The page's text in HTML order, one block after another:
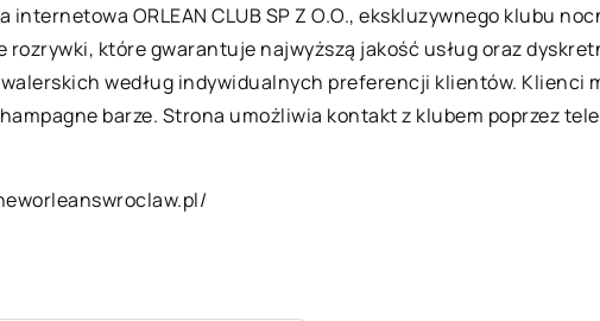
ORLEAN CLUB SP Z O.O., ekskluzywnego klubu
rozrywki, które gwarantuje najwyższą jakość usług oraz
według indywidualnych preferencji klientów. Klienci
barze. Strona umożliwia kontakt z klubem poprzez